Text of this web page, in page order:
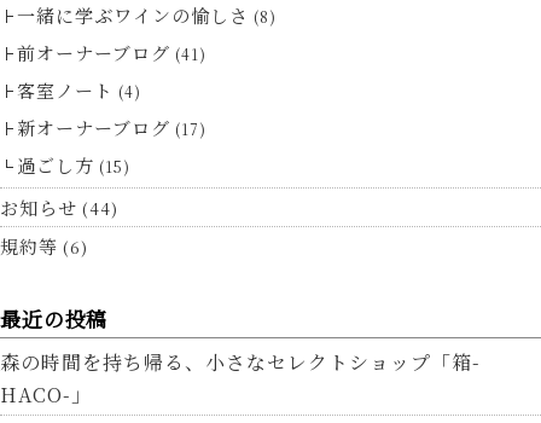
一緒に学ぶワインの愉しさ (8)
前オーナーブログ (41)
客室ノート (4)
新オーナーブログ (17)
過ごし方 (15)
お知らせ (44)
規約等 (6)
最近の投稿
森の時間を持ち帰る、小さなセレクトショップ「箱-
HACO-」